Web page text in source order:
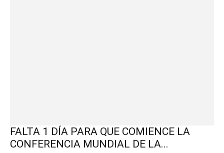
FALTA 1 DÍA PARA QUE COMIENCE LA
CONFERENCIA MUNDIAL DE LA...